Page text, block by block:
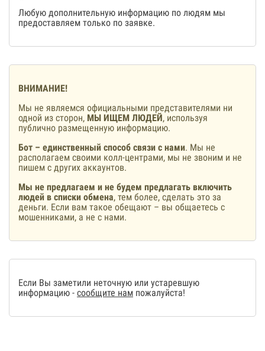
Любую дополнительную информацию по людям мы
предоставляем только по заявке.
ВНИМАНИЕ!
Мы не являемся официальными представителями ни
одной из сторон, МЫ ИЩЕМ ЛЮДЕЙ, используя
публично размещенную информацию.
Бот – единственный способ связи с нами. Мы не
располагаем своими колл-центрами, мы не звоним и не
пишем с других аккаунтов.
Мы не предлагаем и не будем предлагать включить
людей в списки обмена, тем более, сделать это за
деньги. Если вам такое обещают – вы общаетесь с
мошенниками, а не с нами.
Если Вы заметили неточную или устаревшую
информацию - сообщите нам пожалуйста!